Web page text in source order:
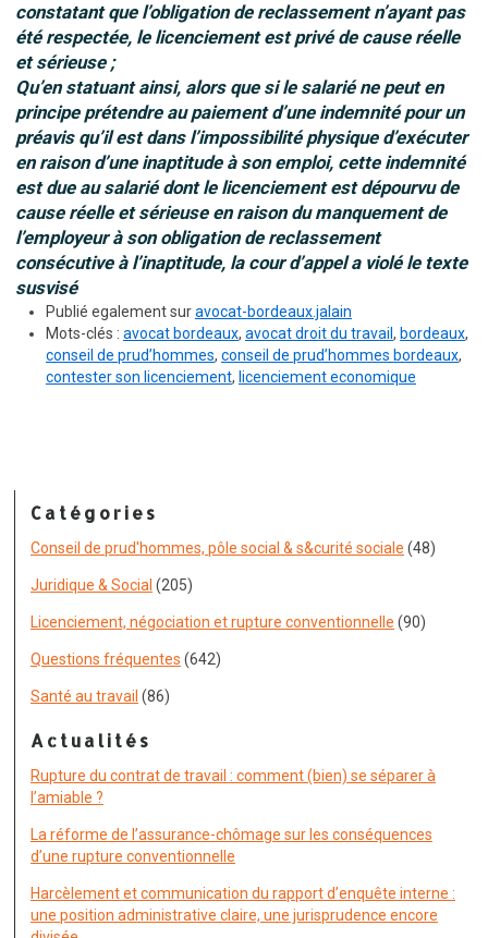
constatant que l’obligation de reclassement n’ayant pas
été respectée, le licenciement est privé de cause réelle
et sérieuse ;
Qu’en statuant ainsi, alors que si le salarié ne peut en
principe prétendre au paiement d’une indemnité pour un
préavis qu’il est dans l’impossibilité physique d’exécuter
en raison d’une inaptitude à son emploi, cette indemnité
est due au salarié dont le licenciement est dépourvu de
cause réelle et sérieuse en raison du manquement de
l’employeur à son obligation de reclassement
consécutive à l’inaptitude, la cour d’appel a violé le texte
susvisé
Publié egalement suravocat-bordeaux.jalain
Mots-clés : avocat bordeaux, avocat droit du travail , bordeaux,
conseil de prud’hommes, conseil de prud’hommes bordeaux,
contester son licenciement, licenciement economique
Catégories
Conseil de prud'hommes, pôle social & s&curité sociale (48)
Juridique & Social (205)
Licenciement, négociation et rupture conventionnelle (90)
Questions fréquentes (642)
Santé au travail (86)
Actualités
Rupture du contrat de travail : comment (bien) se séparer à
l’amiable ?
La réforme de l’assurance-chômage sur les conséquences
d’une rupture conventionnelle
Harcèlement et communication du rapport d’enquête interne :
une position administrative claire, une jurisprudence encore